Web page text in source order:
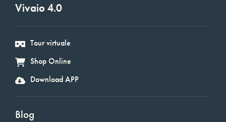
Vivaio 4.0
Tour virtuale
Shop Online
Download APP
Blog